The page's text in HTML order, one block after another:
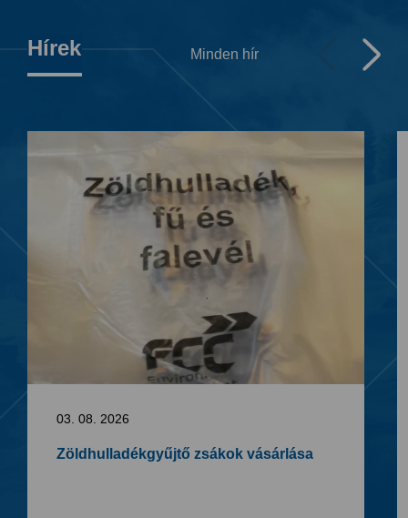
Hírek Minden hír
03. 08. 2026
Zöldhulladékgyűjtő zsákok vásárlása